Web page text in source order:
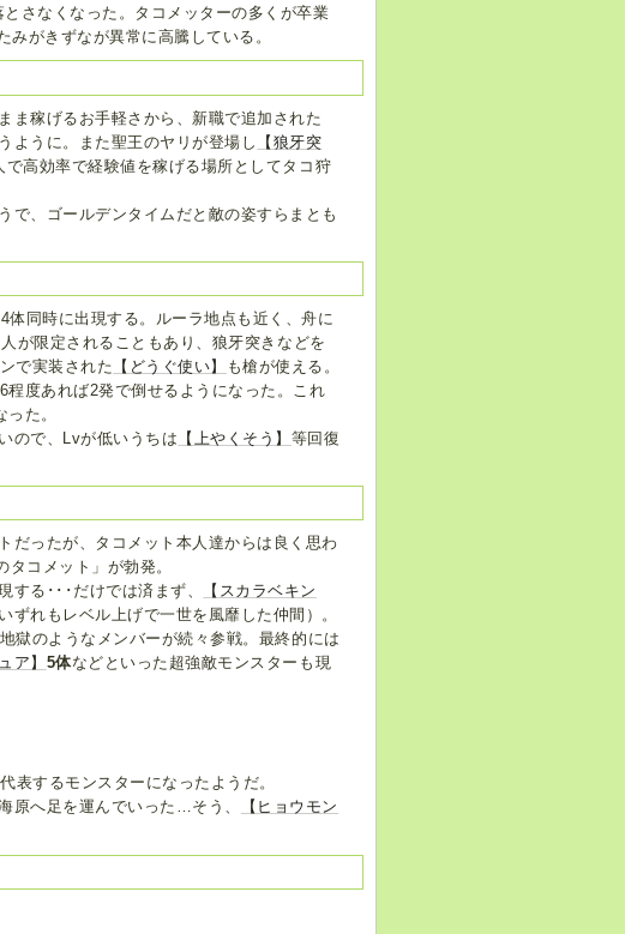
さなくなった。タコメッターの多くが卒業
がきずなが異常に高騰している。
ま稼げるお手軽さから、新職で追加された
ように。また聖王のヤリが登場し
【狼牙突
で高効率で経験値を稼げる場所としてタコ狩
で、ゴールデンタイムだと敵の姿すらまとも
体同時に出現する。ルーラ地点も近く、舟に
が限定されることもあり、狼牙突きなどを
で実装された 【どうぐ使い】
も槍が使える。
程度あれば2発で倒せるようになった。これ
た。
ので、Lvが低いうちは 【上やくそう】 等回復
だったが、タコメット本人達からは良く思わ
タコメット」が勃発。
する･･･だけでは済まず、
【スカラベキン
ずれもレベル上げで一世を風靡した仲間）。
獄のようなメンバーが続々参戦。最終的には
ア】 5体などといった超強敵モンスターも現
表するモンスターになったようだ。
原へ足を運んでいった…そう、
【ヒョウモン